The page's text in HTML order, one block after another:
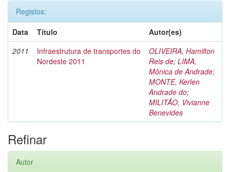
Registos:
Data
Título
Autor(es)
2011
Infraestrutura de transportes do
Nordeste 2011
OLIVEIRA, Hamilton
Reis de; LIMA,
Mônica de Andrade;
MONTE, Kerlen
Andrade do;
MILITÃO, Vivianne
Benevides
Refinar
Autor